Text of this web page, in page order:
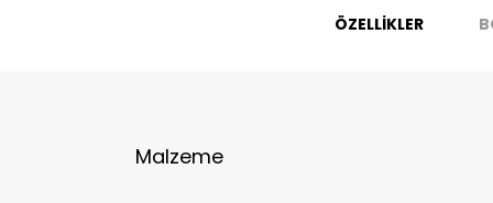
ÖZELLİKLER
Malzeme